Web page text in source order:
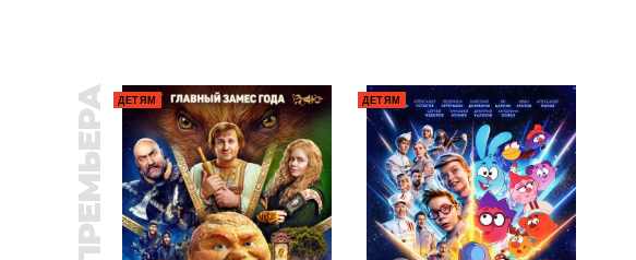
ПРЕМЬЕРА ДЕТЯМ ДЕТЯМ